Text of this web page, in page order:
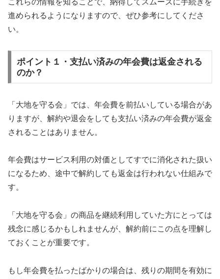
これらの情報を知ることで、納得してスムーズに手続きを
進められるようになりますので、ぜひ参考にしてくださ
い。
ポイント１・支払い済みの年会費は返金される
のか？
「大地を守る会」では、年会費を前払いしている場合があ
りますが、解約や退会をしても支払い済みの年会費が返金
されることはありません。
年会費はサービス利用の対価としてすでに消化された扱い
になるため、途中で解約しても返金は行われない仕組みで
す。
「大地を守る会」の商品を継続利用していた方にとっては
残念に感じるかもしれませんが、解約前にこの点を理解し
ておくことが重要です。
もし年会費を払ったばかりの場合は、残りの期間を有効に